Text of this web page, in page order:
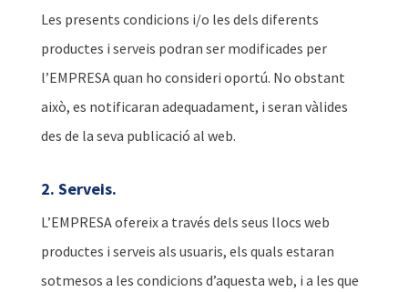
Les presents condicions i/o les dels diferents
productes i serveis podran ser modificades per
l’EMPRESA quan ho consideri oportú. No obstant
això, es notificaran adequadament, i seran vàlides
des de la seva publicació al web.
2. Serveis.
L’EMPRESA ofereix a través dels seus llocs web
productes i serveis als usuaris, els quals estaran
sotmesos a les condicions d’aquesta web, i a les que